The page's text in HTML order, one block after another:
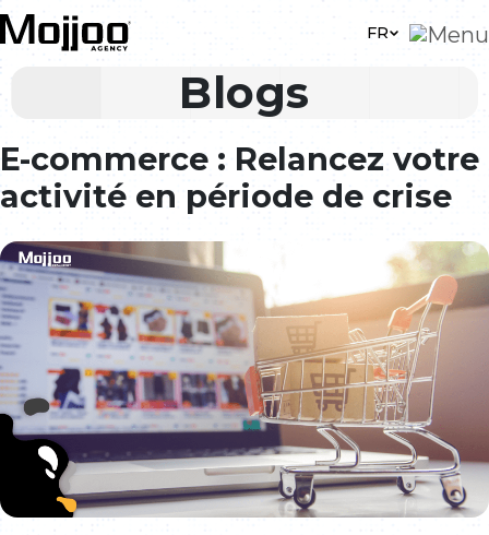
Skip to main content
FR
Blogs
E-commerce : Relancez votre
activité en période de crise